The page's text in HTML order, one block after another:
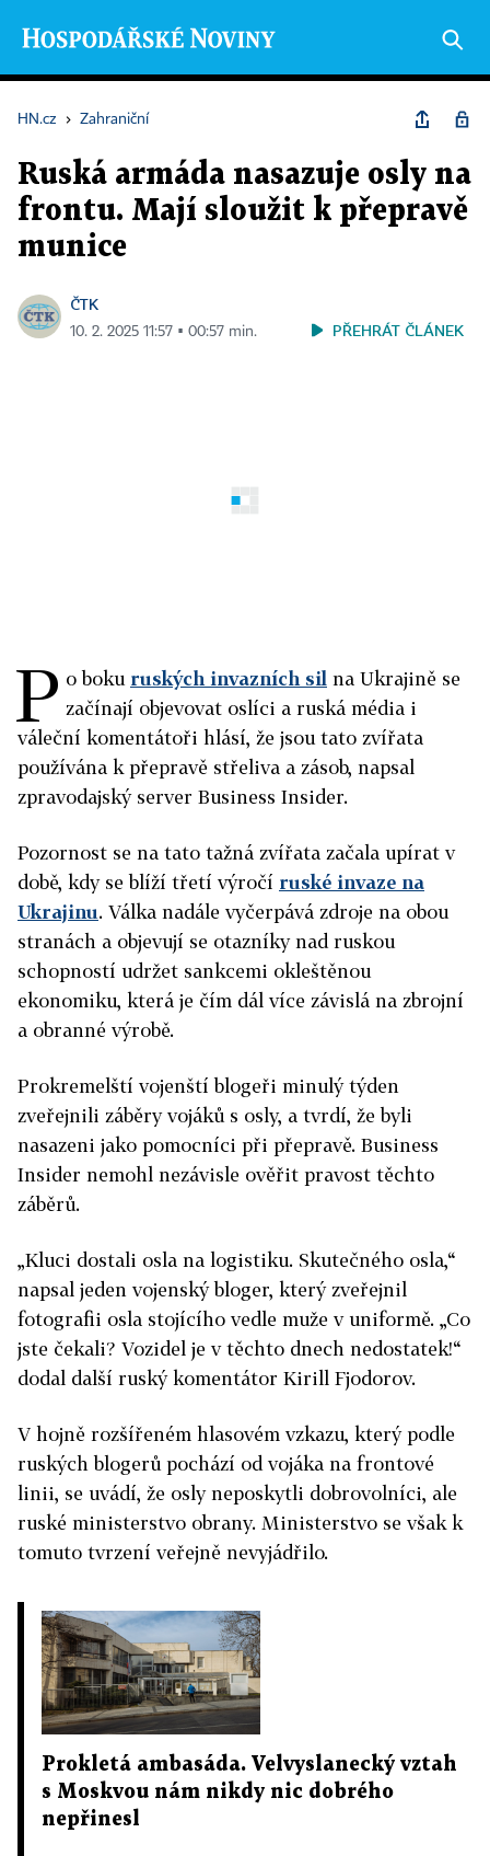
HN.cz › Zahraniční
Ruská armáda nasazuje osly na
frontu. Mají sloužit k přepravě
munice
ČTK
10. 2. 2025 11:57 ▪ 00:57 min. PŘEHRÁT ČLÁNEK
P o boku ruských invazních sil na Ukrajině se
začínají objevovat oslíci a ruská média i
váleční komentátoři hlásí, že jsou tato zvířata
používána k přepravě střeliva a zásob, napsal
zpravodajský server Business Insider.
Pozornost se na tato tažná zvířata začala upírat v
době, kdy se blíží třetí výročí ruské invaze na
Ukrajinu. Válka nadále vyčerpává zdroje na obou
stranách a objevují se otazníky nad ruskou
schopností udržet sankcemi okleštěnou
ekonomiku, která je čím dál více závislá na zbrojní
a obranné výrobě.
Prokremelští vojenští blogeři minulý týden
zveřejnili záběry vojáků s osly, a tvrdí, že byli
nasazeni jako pomocníci při přepravě. Business
Insider nemohl nezávisle ověřit pravost těchto
záběrů.
„Kluci dostali osla na logistiku. Skutečného osla,“
napsal jeden vojenský bloger, který zveřejnil
fotografii osla stojícího vedle muže v uniformě. „Co
jste čekali? Vozidel je v těchto dnech nedostatek!“
dodal další ruský komentátor Kirill Fjodorov.
V hojně rozšířeném hlasovém vzkazu, který podle
ruských blogerů pochází od vojáka na frontové
linii, se uvádí, že osly neposkytli dobrovolníci, ale
ruské ministerstvo obrany. Ministerstvo se však k
tomuto tvrzení veřejně nevyjádřilo.
Prokletá ambasáda. Velvyslanecký vztah
s Moskvou nám nikdy nic dobrého
nepřinesl